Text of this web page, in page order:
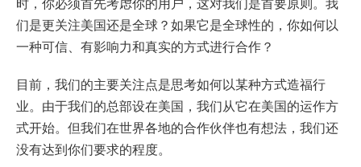
们是更关注美国还是全球？如果它是全球性的，你如何以
一种可信、有影响力和真实的方式进行合作？
目前，我们的主要关注点是思考如何以某种方式造福行
业。由于我们的总部设在美国，我们从它在美国的运作方
式开始。但我们在世界各地的合作伙伴也有想法，我们还
没有达到你们要求的程度。